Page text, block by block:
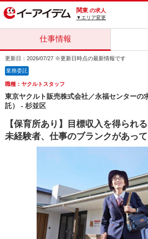
関東 の求人
▼エリア変更
仕事情報
更新日：2026/07/27 ※更新日時点の最新情報です
業務委託
職種：ヤクルトスタッフ
東京ヤクルト販売株式会社／永福センターの
託） - 杉並区
【保育所あり】目標収入を得られ
未経験者、仕事のブランクがあって